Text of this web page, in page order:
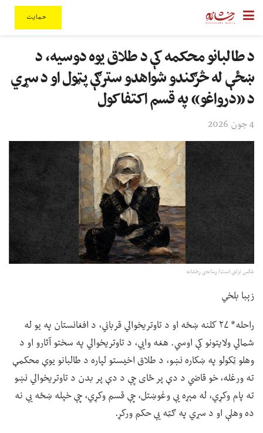
حمایت
د طالبانو محکمه کې د طلاق یوه دوسیه، د
ښځې له څرګندو شواهدو سترګې پټول او د سړي
د «درواغو» په قسم اکتفا کول
4 جون 2026
عکس تزئنی است/ رسانه‌ی رخشانه
زېبا بلخي
راحله* ۲۷ کلنه ښځه او د تاوتریخوالي قرباني، د افغانستان په یو له
شمالي ولایتونو کې اوسي. هغه وايي، د تاوتریخوالي په سختو آثارو او د
وهلو ټکولو په ښکاره نښو، د طلاق اخیستو لپاره د طالبانو یوې محکمې
ته ورغله، خو قاضي د دې پر ځای چې د دې پر بدن د تاوتریخوالي نښو
ته پام وکړي، له مېړه یې وغوښتل، چې قسم وکړي، چې خپله ښځه یې نه
ده وهلې او د سړي په ګټه یې حکم ورکړ.